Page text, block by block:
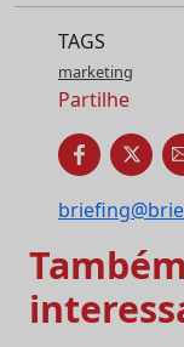
TAGS
marketing
Partilhe